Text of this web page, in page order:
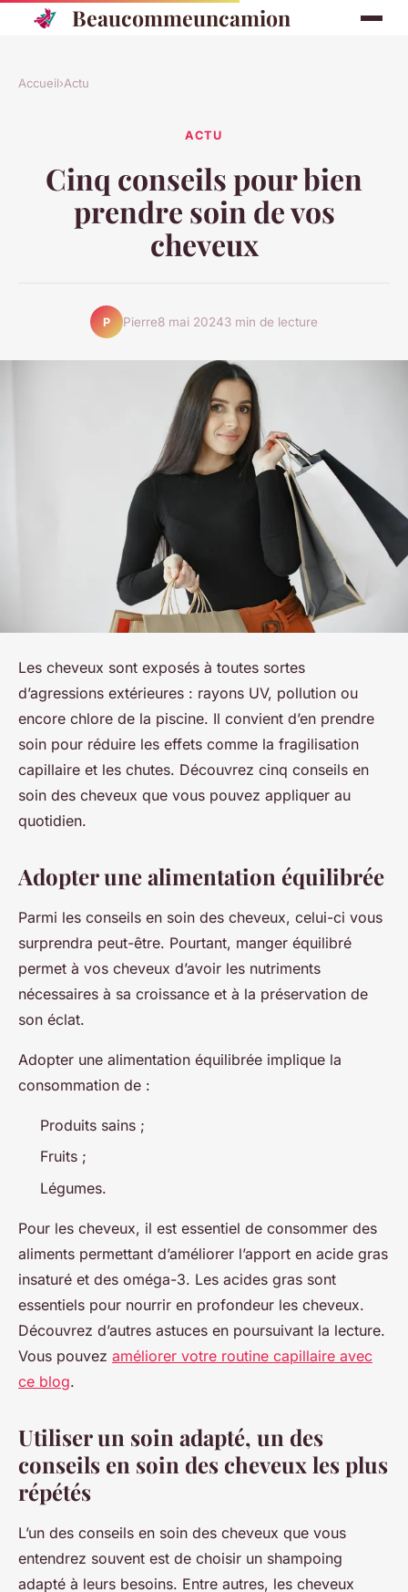
Beaucommeuncamion
Accueil›Actu
ACTU
Cinq conseils pour bien
prendre soin de vos
cheveux
P Pierre8 mai 20243 min de lecture
Les cheveux sont exposés à toutes sortes
d’agressions extérieures : rayons UV, pollution ou
encore chlore de la piscine. Il convient d’en prendre
soin pour réduire les effets comme la fragilisation
capillaire et les chutes. Découvrez cinq conseils en
soin des cheveux que vous pouvez appliquer au
quotidien.
Adopter une alimentation équilibrée
Parmi les conseils en soin des cheveux, celui-ci vous
surprendra peut-être. Pourtant, manger équilibré
permet à vos cheveux d’avoir les nutriments
nécessaires à sa croissance et à la préservation de
son éclat.
Adopter une alimentation équilibrée implique la
consommation de :
Produits sains ;
Fruits ;
Légumes.
Pour les cheveux, il est essentiel de consommer des
aliments permettant d’améliorer l’apport en acide gras
insaturé et des oméga-3. Les acides gras sont
essentiels pour nourrir en profondeur les cheveux.
Découvrez d’autres astuces en poursuivant la lecture.
Vous pouvez améliorer votre routine capillaire avec
ce blog.
Utiliser un soin adapté, un des
conseils en soin des cheveux les plus
répétés
L’un des conseils en soin des cheveux que vous
entendrez souvent est de choisir un shampoing
adapté à leurs besoins. Entre autres, les cheveux